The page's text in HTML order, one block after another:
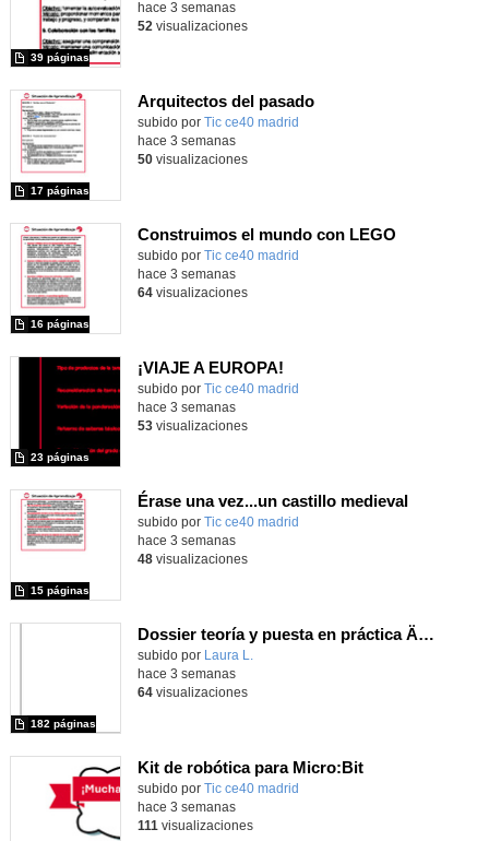
39 páginas
hace 3 semanas
52 visualizaciones
Arquitectos del pasado
subido por Tic ce40 madrid
17 páginas
hace 3 semanas
50visualizaciones
Construimos el mundo con LEGO
subido por Tic ce40 madrid
16 páginas
hace 3 semanas
64visualizaciones
¡VIAJE A EUROPA!
subido por Tic ce40 madrid
23 páginas
hace 3 semanas
53visualizaciones
Érase una vez...un castillo medieval
subido por Tic ce40 madrid
15 páginas
hace 3 semanas
48visualizaciones
Dossier teoría y puesta en práctica Äprendizaje Basado en Juegos en Educación Infantil y Primaria
Contenido educativo.
subido por Laura L.
182 páginas
hace 3 semanas
64visualizaciones
Kit de robótica para Micro:Bit
Contenido educativo.
subido por Tic ce40 madrid
hace 3 semanas
111 visualizaciones